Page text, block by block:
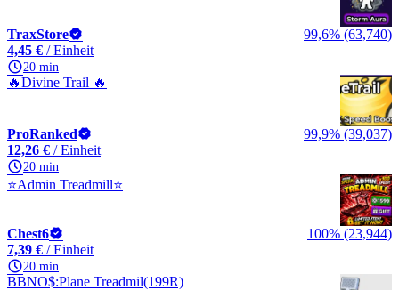
TraxStore
99,6% (63,740)
4,45 € / Einheit
20 min
🔥Divine Trail 🔥
ProRanked
99,9% (39,037)
12,26 € / Einheit
20 min
⭐Admin Treadmill⭐
Chest6
100% (23,944)
7,39 € / Einheit
20 min
BBNO$:Plane Treadmil(199R)